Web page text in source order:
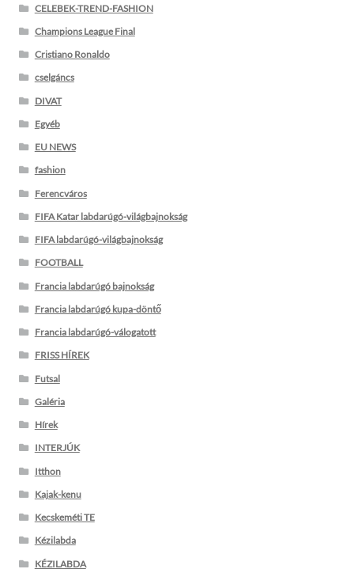
CELEBEK-TREND-FASHION
Champions League Final
Cristiano Ronaldo
cselgáncs
DIVAT
Egyéb
EU NEWS
fashion
Ferencváros
FIFA Katar labdarúgó-világbajnokság
FIFA labdarúgó-világbajnokság
FOOTBALL
Francia labdarúgó bajnokság
Francia labdarúgó kupa-döntő
Francia labdarúgó-válogatott
FRISS HÍREK
Futsal
Galéria
Hírek
INTERJÚK
Itthon
Kajak-kenu
Kecskeméti TE
Kézilabda
KÉZILABDA